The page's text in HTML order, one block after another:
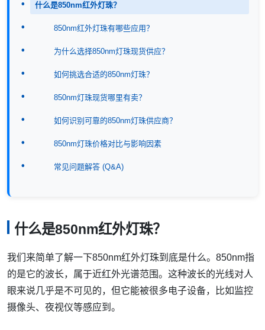
什么是850nm红外灯珠？
850nm红外灯珠有哪些应用？
为什么选择850nm灯珠现货供应？
如何挑选合适的850nm灯珠？
850nm灯珠现货哪里有卖？
如何识别可靠的850nm灯珠供应商？
850nm灯珠价格对比与影响因素
常见问题解答 (Q&A)
什么是850nm红外灯珠？
我们来简单了解一下850nm红外灯珠到底是什么。850nm指
的是它的波长，属于近红外光谱范围。这种波长的光线对人
眼来说几乎是不可见的，但它能被很多电子设备，比如监控
摄像头、夜视仪等感应到。